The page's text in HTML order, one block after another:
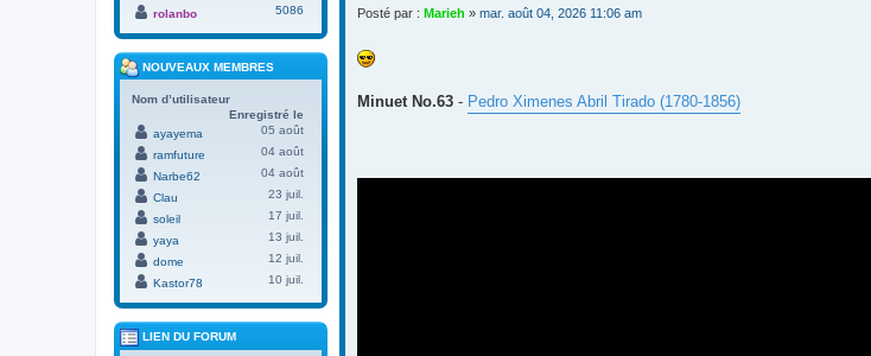
s
a
g
Posté par : Marieh » mar. août 04, 2026 11:06 am
Minuet No.63 - Pedro Ximenes Abril Tirado (1780-1856)
rolanbo
5086
NOUVEAUX MEMBRES
Nom d’utilisateur
Enregistré le
ayayema
05 août
ramfuture
04 août
Narbe62
04 août
Clau
23 juil.
soleil
17 juil.
yaya
13 juil.
dome
12 juil.
Kastor78
10 juil.
LIEN DU FORUM